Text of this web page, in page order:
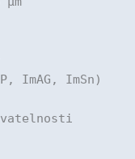
ImAG, ImSn)